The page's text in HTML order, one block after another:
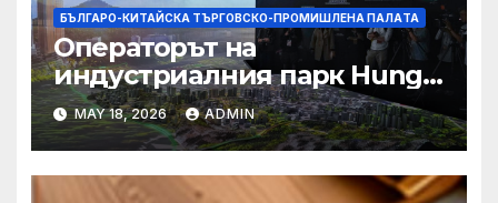
БЪЛГАРО-КИТАЙСКА ТЪРГОВСКО-ПРОМИШЛЕНА ПАЛAТА
Операторът на
индустриалния парк Hung
Shui Kiu разглежда
издаването на облигации,
намаляване на данъците за
фирмите
MAY 18, 2026 ADMIN